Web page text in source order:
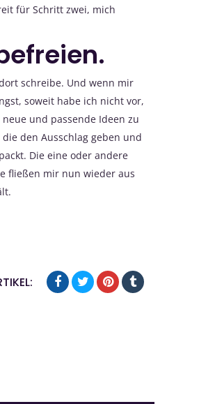
für Schritt zwei, mich
schreibe. Und wenn mir
soweit habe ich nicht vor,
und passende Ideen zu
den Ausschlag geben und
Die eine oder andere
fließen mir nun wieder aus